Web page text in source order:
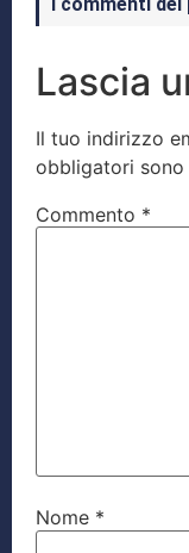
Lascia
Il tuo indirizzo
obbligatori sono
Commento *
Nome *